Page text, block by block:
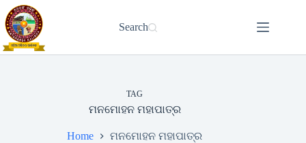
Skip
to
content
Search
TAG
ମନମୋହନ ମହାପାତ୍ର
Home ମନମୋହନ ମହାପାତ୍ର